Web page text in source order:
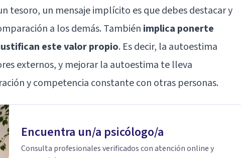
tesoro, un mensaje implícito es que debes destacar y
a los demás. También implica ponerte
este valor propio. Es decir, la autoestima
externos, y mejorar la autoestima te lleva
y competencia constante con otras personas.
Encuentra un/a psicólogo/a
Consulta profesionales verificados con atención online y